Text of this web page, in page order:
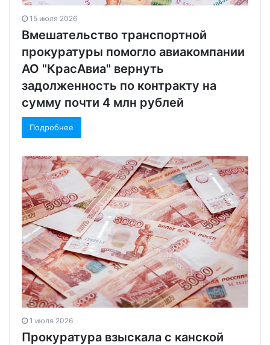
15 июля 2026
Вмешательство транспортной
прокуратуры помогло авиакомпании
АО "КрасАвиа" вернуть
задолженность по контракту на
сумму почти 4 млн рублей
Подробнее
1 июля 2026
Прокуратура взыскала с канской